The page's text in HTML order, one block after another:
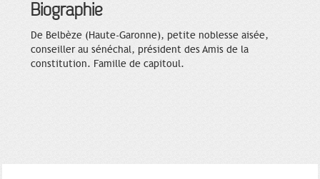
Biographie
De Belbèze (Haute-Garonne), petite noblesse aisée,
conseiller au sénéchal, président des Amis de la
constitution. Famille de capitoul.